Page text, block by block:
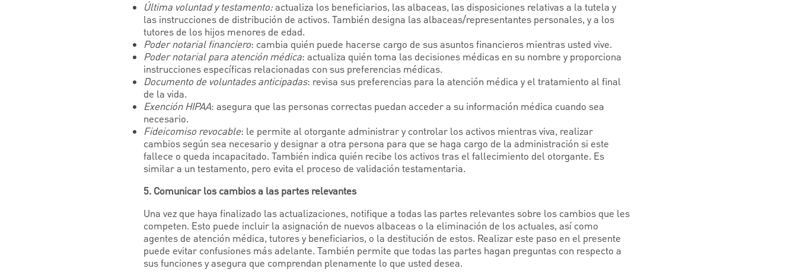
Última voluntad y testamento:actualiza los beneficiarios, las albaceas, las disposiciones relativas a la tutela y
las instrucciones de distribución de activos. También designa las albaceas/representantes personales, y a los
tutores de los hijos menores de edad.
Poder notarial financiero: cambia quién puede hacerse cargo de sus asuntos financieros mientras usted vive.
Poder notarial para atención médica: actualiza quién toma las decisiones médicas en su nombre y proporciona
instrucciones específicas relacionadas con sus preferencias médicas.
Documento de voluntades anticipadas: revisa sus preferencias para la atención médica y el tratamiento al final
de la vida.
Exención HIPAA: asegura que las personas correctas puedan acceder a su información médica cuando sea
necesario.
Fideicomiso revocable: le permite al otorgante administrar y controlar los activos mientras viva, realizar
cambios según sea necesario y designar a otra persona para que se haga cargo de la administración si este
fallece o queda incapacitado. También indica quién recibe los activos tras el fallecimiento del otorgante. Es
similar a un testamento, pero evita el proceso de validación testamentaria.
5. Comunicar los cambios a las partes relevantes
Una vez que haya finalizado las actualizaciones, notifique a todas las partes relevantes sobre los cambios que les
competen. Esto puede incluir la asignación de nuevos albaceas o la eliminación de los actuales, así como
agentes de atención médica, tutores y beneficiarios, o la destitución de estos. Realizar este paso en el presente
puede evitar confusiones más adelante. También permite que todas las partes hagan preguntas con respecto a
sus funciones y asegura que comprendan plenamente lo que usted desea.